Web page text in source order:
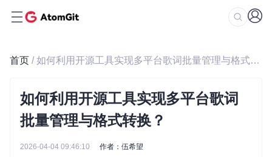
首页 / 如何利用开源工具实现多平台歌词批量管理与格式转换？
如何利用开源工具实现多平台歌词
批量管理与格式转换？
2026-04-04 09:46:10 作者：伍希望